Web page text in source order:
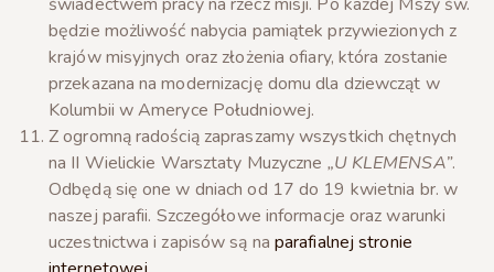
będzie możliwość nabycia pamiątek przywiezionych z
krajów misyjnych oraz złożenia ofiary, która zostanie
przekazana na modernizację domu dla dziewcząt w
Kolumbii w Ameryce Południowej.
Z ogromną radością zapraszamy wszystkich chętnych
na II Wielickie Warsztaty Muzyczne „U KLEMENSA”.
Odbędą się one w dniach od 17 do 19 kwietnia br. w
naszej parafii. Szczegółowe informacje oraz warunki
uczestnictwa i zapisów są na parafialnej stronie